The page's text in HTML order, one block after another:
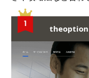
theoption